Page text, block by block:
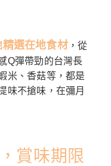
精選在地食材，從
Q彈帶勁的台灣長
米、香菇等，都是
味不搶味，在彌月
賞味期限